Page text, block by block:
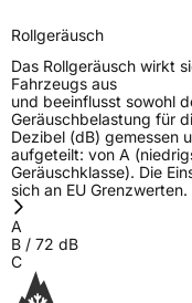
Rollgeräusch
Das Rollgeräusch wirkt
Fahrzeugs aus
und beeinflusst sowohl
Geräuschbelastung für
Dezibel (dB) gemessen
aufgeteilt: von A
Geräuschklasse). Die
sich an EU Grenzwerten.
A
B / 72 dB
C